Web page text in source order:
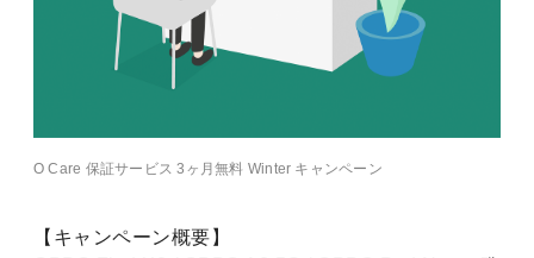
O Care 保証サービス 3ヶ月無料 Winter キャンペーン
【キャンペーン概要】